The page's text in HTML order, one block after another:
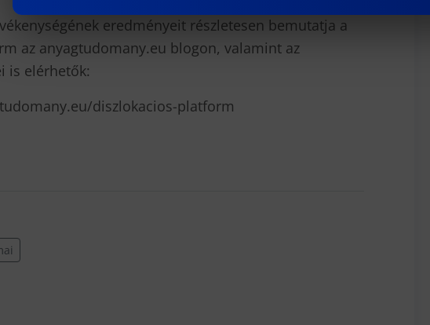
eredményeit részletesen bemutatja a
az anyagtudomany.eu blogon, valamint az
is elérhetők:
diszlokacios-platform